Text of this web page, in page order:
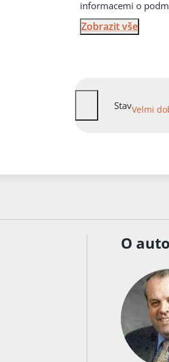
informacemi o
Zobrazit vše
StavVelmi
O